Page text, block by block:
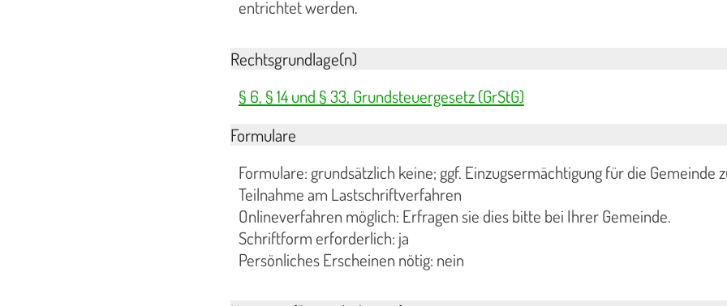
entrichtet werden.
Rechtsgrundlage(n)
§ 6, § 14 und § 33, Grundsteuergesetz (GrStG)
Formulare
Formulare: grundsätzlich keine; ggf. Einzugsermächtigung für die Gemeinde
Teilnahme am Lastschriftverfahren
Onlineverfahren möglich: Erfragen sie dies bitte bei Ihrer Gemeinde.
Schriftform erforderlich: ja
Persönliches Erscheinen nötig: nein